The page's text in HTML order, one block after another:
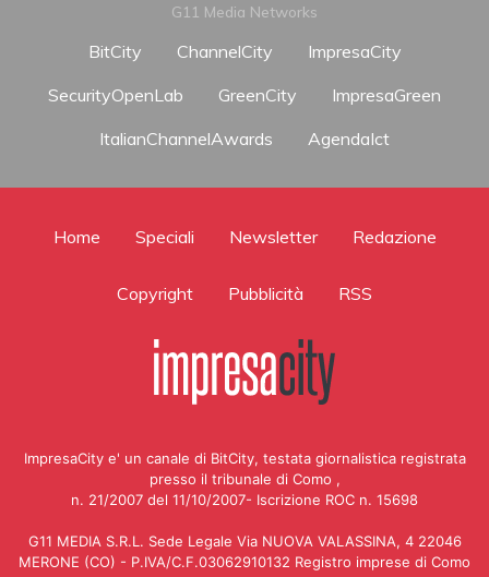
G11 Media Networks
BitCity ChannelCity
ImpresaCity
SecurityOpenLab
GreenCity
ImpresaGreen
ItalianChannelAwards
AgendaIct
Home Speciali Newsletter Redazione
Copyright Pubblicità RSS
ImpresaCity e' un canale di BitCity, testata giornalistica registrata
presso il tribunale di Como ,
n. 21/2007 del 11/10/2007- Iscrizione ROC n. 15698
G11 MEDIA S.R.L. Sede Legale Via NUOVA VALASSINA, 4 22046
MERONE (CO) - P.IVA/C.F.03062910132 Registro imprese di Como